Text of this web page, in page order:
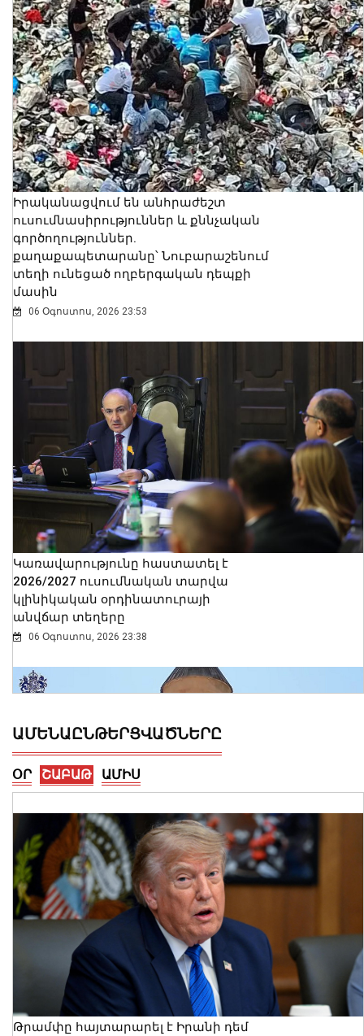
Իրականացվում են անհրաժեշտ
ուսումնասիրություններ և քննչական
գործողություններ.
քաղաքապետարանը՝ Նուբարաշենում
տեղի ունեցած ողբերգական դեպքի
մասին
06 Օգոստոս, 2026 23:53
Կառավարությունը հաստատել է
2026/2027 ուսումնական տարվա
կլինիկական օրդինատուրայի
անվճար տեղերը
06 Օգոստոս, 2026 23:38
Ալեքսանդրա Քոուլը շարունակում է
բացահայտել Հայաստանը․ Մեծ
Բրիտանիայի դեսպանը հայերեն է
խոսում․ տեսանյութ
06 Օգոստոս, 2026 23:30
ԱՄԵՆԱԸՆԹԵՐՑՎԱԾՆԵՐԸ
ՕՐ ՇԱԲԱԹ ԱՄԻՍ
Թրամփը հայտարարել է Իրանի դեմ